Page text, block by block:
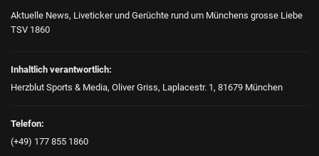
Aktuelle News, Liveticker und Gerüchte rund um Münchens grosse Liebe
TSV 1860
Inhaltlich verantwortlich:
Herzblut Sports & Media, Oliver Griss, Laplacestr. 1, 81679 München
Telefon:
(+49) 177 855 1860